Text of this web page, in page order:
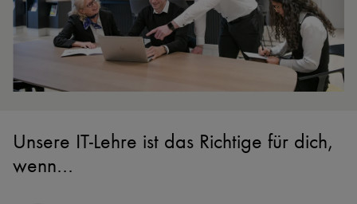
Unsere IT-Lehre ist das Richtige für dich,
wenn...